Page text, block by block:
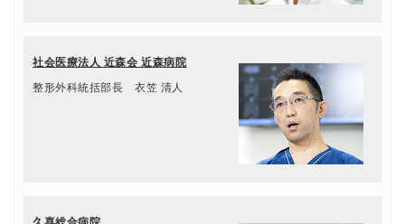
社会医療法人 近森会 近森病院
整形外科統括部長 衣笠 清人